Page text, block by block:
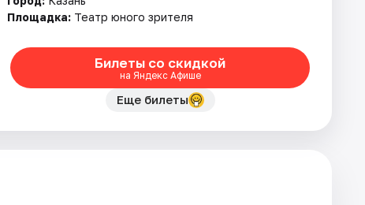
Площадка: Театр юного зрителя
Билеты со скидкой
на Яндекс Афише
Еще билеты